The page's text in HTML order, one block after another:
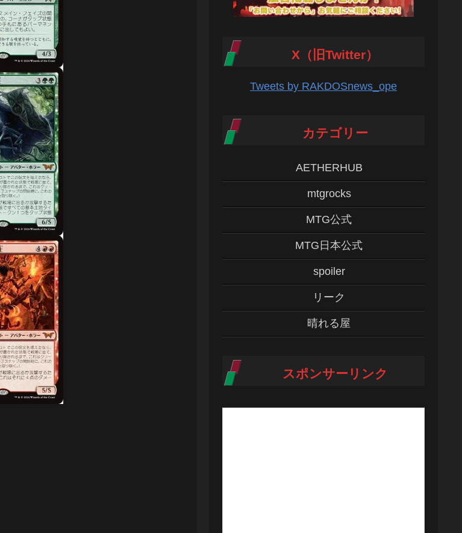
X（旧Twitter）
Tweets by RAKDOSnews_ope
カテゴリー
AETHERHUB
mtgrocks
MTG公式
MTG日本公式
spoiler
リーク
晴れる屋
スポンサーリンク